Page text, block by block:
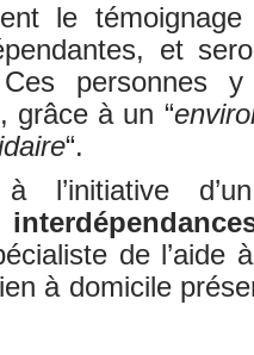
le
et
personnes
grâce à un “
“.
l’initiative
de l’aide
à domicile